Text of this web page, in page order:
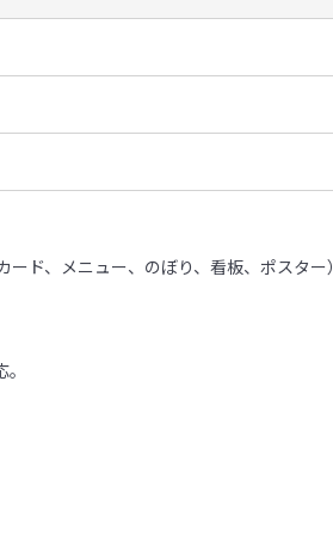
ド、メニュー、のぼり、看板、ポスター）